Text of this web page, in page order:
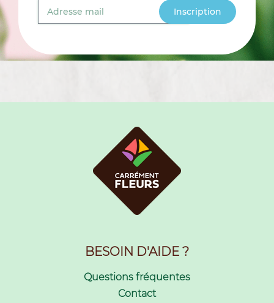
Inscription
BESOIN D'AIDE ?
Questions fréquentes
Contact